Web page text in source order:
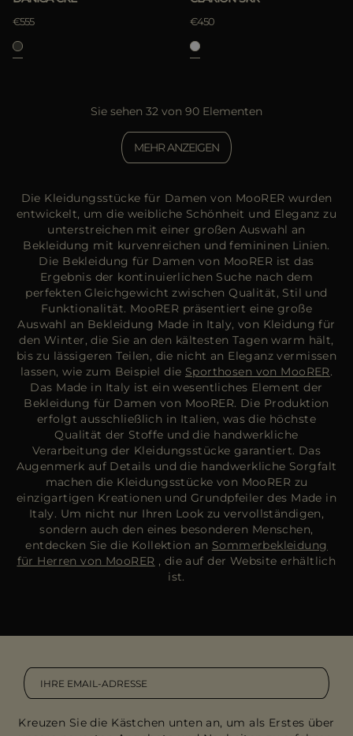
€555 €450
Sie sehen 32 von 90 Elementen
MEHR ANZEIGEN
Die Kleidungsstücke für Damen von MooRER wurden
entwickelt, um die weibliche Schönheit und Eleganz zu
unterstreichen mit einer großen Auswahl an
Bekleidung mit kurvenreichen und femininen Linien.
Die Bekleidung für Damen von MooRER ist das
Ergebnis der kontinuierlichen Suche nach dem
perfekten Gleichgewicht zwischen Qualität, Stil und
Funktionalität. MooRER präsentiert eine große
Auswahl an Bekleidung Made in Italy, von Kleidung für
den Winter, die Sie an den kältesten Tagen warm hält,
bis zu lässigeren Teilen, die nicht an Eleganz vermissen
lassen, wie zum Beispiel die Sporthosen von MooRER.
Das Made in Italy ist ein wesentliches Element der
Bekleidung für Damen von MooRER. Die Produktion
erfolgt ausschließlich in Italien, was die höchste
Qualität der Stoffe und die handwerkliche
Verarbeitung der Kleidungsstücke garantiert. Das
Augenmerk auf Details und die handwerkliche Sorgfalt
machen die Kleidungsstücke von MooRER zu
einzigartigen Kreationen und Grundpfeiler des Made in
Italy. Um nicht nur Ihren Look zu vervollständigen,
sondern auch den eines besonderen Menschen,
entdecken Sie die Kollektion an Sommerbekleidung
für Herren von MooRER , die auf der Website erhältlich
ist.
Kreuzen Sie die Kästchen unten an, um als Erstes über